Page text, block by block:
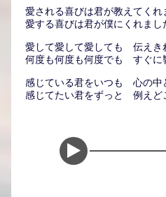
愛される喜びは君が教えてくれ
愛する喜びは君が僕にくれまし
愛して愛して愛しても 伝えき
何度も何度も何度でも すぐ
感じている君をいつも 心の中
感じてたい君をずっと 例えど